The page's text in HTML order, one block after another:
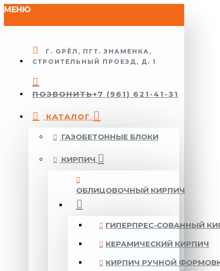
МЕНЮ
Г. ОРЁЛ, ПГТ. ЗНАМЕНКА,
СТРОИТЕЛЬНЫЙ ПРОЕЗД, Д. 1
ПОЗВОНИТЬ+7 (961) 621-41-31
КАТАЛОГ
ГАЗОБЕТОННЫЕ БЛОКИ
КИРПИЧ
ОБЛИЦОВОЧНЫЙ КИРПИЧ
ГИПЕРПРЕС-СОВАННЫЙ
КЕРАМИЧЕСКИЙ КИРПИЧ
КИРПИЧ РУЧНОЙ